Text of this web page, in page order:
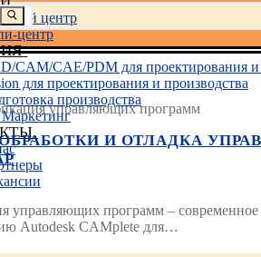
центр
центр
CAM/CAE/PDM для проектирования и
для проектирования и производства
производства
управляющих программ
И ОТЛАДКА
управляющих программ –
Autodesk CAMplete для…